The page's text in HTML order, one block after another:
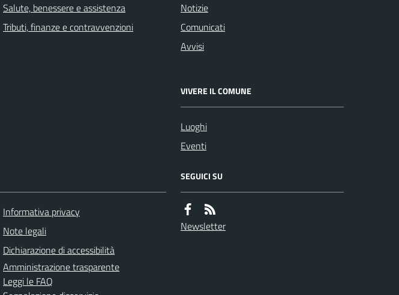
Salute, benessere e assistenza
Tributi, finanze e contravvenzioni
Notizie
Comunicati
Avvisi
VIVERE IL COMUNE
Luoghi
Eventi
Informativa privacy
Note legali
Dichiarazione di accessibilità
Amministrazione trasparente
Leggi le FAQ
SEGUICI SU
Newsletter